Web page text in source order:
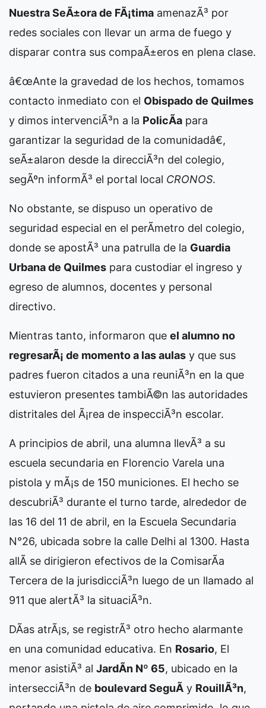
Nuestra SeÃ±ora de FÃ¡tima amenazÃ³ por
redes sociales con llevar un arma de fuego y
disparar contra sus compaÃ±eros en plena clase.
â€œAnte la gravedad de los hechos, tomamos
contacto inmediato con el Obispado de Quilmes
y dimos intervenciÃ³n a la PolicÃ­a para
garantizar la seguridad de la comunidadâ€,
seÃ±alaron desde la direcciÃ³n del colegio,
segÃºn informÃ³ el portal local CRONOS.
No obstante, se dispuso un operativo de
seguridad especial en el perÃ­metro del colegio,
donde se apostÃ³ una patrulla de la Guardia
Urbana de Quilmes para custodiar el ingreso y
egreso de alumnos, docentes y personal
directivo.
Mientras tanto, informaron que el alumno no
regresarÃ¡ de momento a las aulas y que sus
padres fueron citados a una reuniÃ³n en la que
estuvieron presentes tambiÃ©n las autoridades
distritales del Ã¡rea de inspecciÃ³n escolar.
A principios de abril, una alumna llevÃ³ a su
escuela secundaria en Florencio Varela una
pistola y mÃ¡s de 150 municiones. El hecho se
descubriÃ³ durante el turno tarde, alrededor de
las 16 del 11 de abril, en la Escuela Secundaria
N°26, ubicada sobre la calle Delhi al 1300. Hasta
allÃ­ se dirigieron efectivos de la ComisarÃ­a
Tercera de la jurisdicciÃ³n luego de un llamado al
911 que alertÃ³ la situaciÃ³n.
DÃ­as atrÃ¡s, se registrÃ³ otro hecho alarmante
en una comunidad educativa. En Rosario, El
menor asistiÃ³ al JardÃ­n Nº 65, ubicado en la
intersecciÃ³n de boulevard SeguÃ­ y RouillÃ³n,